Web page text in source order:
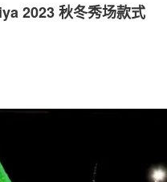
2023 秋冬秀场款式